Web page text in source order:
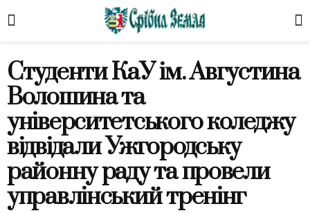
Студенти КаУ ім. Августина
Волошина та
університетського коледжу
відвідали Ужгородську
районну раду та провели
управлінський тренінг